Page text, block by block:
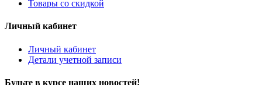
Товары со скидкой
Личный кабинет
Личный кабинет
Детали учетной записи
Будьте в курсе наших новостей!